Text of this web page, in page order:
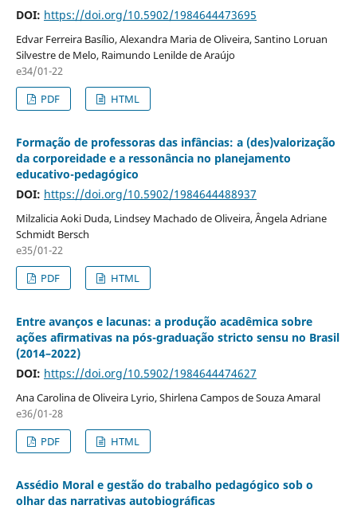
DOI: https://doi.org/10.5902/1984644473695
Edvar Ferreira Basílio, Alexandra Maria de Oliveira, Santino Loruan
Silvestre de Melo, Raimundo Lenilde de Araújo
e34/01-22
PDF
HTML
Formação de professoras das infâncias: a (des)valorização
da corporeidade e a ressonância no planejamento
educativo-pedagógico
DOI: https://doi.org/10.5902/1984644488937
Milzalicia Aoki Duda, Lindsey Machado de Oliveira, Ângela Adriane
Schmidt Bersch
e35/01-22
PDF
HTML
Entre avanços e lacunas: a produção acadêmica sobre
ações afirmativas na pós-graduação stricto sensu no Brasil
(2014–2022)
DOI: https://doi.org/10.5902/1984644474627
Ana Carolina de Oliveira Lyrio, Shirlena Campos de Souza Amaral
e36/01-28
PDF
HTML
Assédio Moral e gestão do trabalho pedagógico sob o
olhar das narrativas autobiográficas